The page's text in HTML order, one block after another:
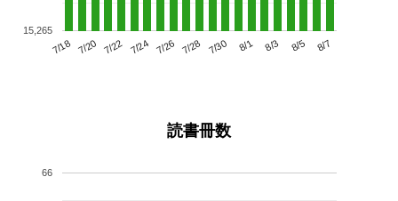
7/18 7/20 7/22 7/24 7/26 7/28 7/30 8/1 8/3 8/5 8/7
15,265
読書冊数
66